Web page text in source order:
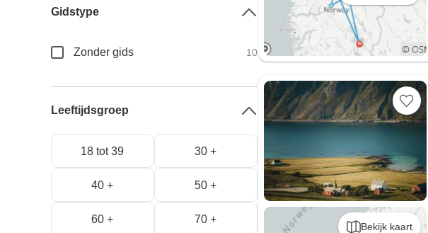
Bekijk kaart
Gidstype
Zonder gids 10
Leeftijdsgroep
18 tot 39 30 +
40 + 50 +
60 + 70 +